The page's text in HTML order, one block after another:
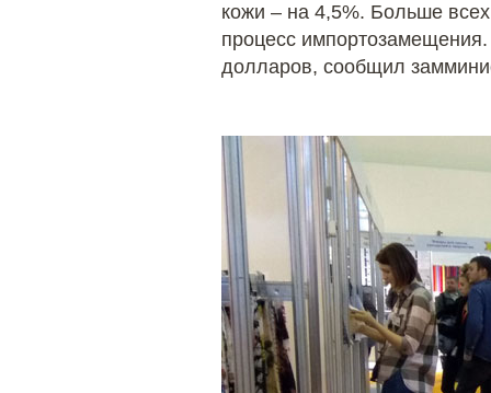
кожи – на 4,5%. Больше всех
процесс
долларов, сообщил